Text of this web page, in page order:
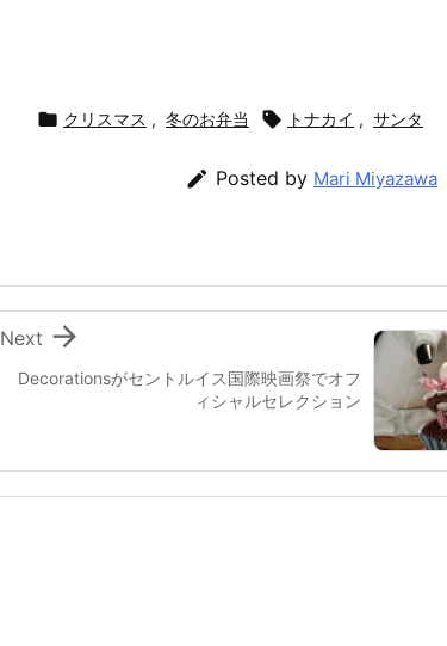
 クリスマス , 冬のお弁当  トナカイ , サンタ
 Posted by Mari Miyazawa
Decorationsがセントルイス国際映画祭でオフ
ィシャルセレクション

Next